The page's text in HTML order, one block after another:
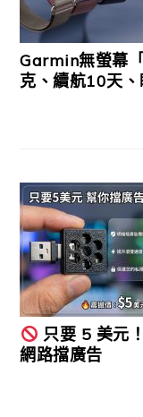
Garmin無螢幕
克、續航10天
只要 5 美元
網路擋廣告